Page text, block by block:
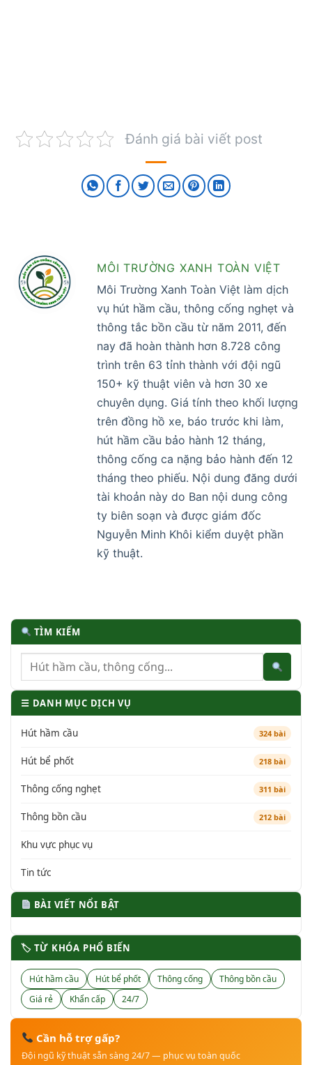
Đánh giá bài viết post
MÔI TRƯỜNG XANH TOÀN VIỆT
Môi Trường Xanh Toàn Việt làm dịch
vụ hút hầm cầu, thông cống nghẹt và
thông tắc bồn cầu từ năm 2011, đến
nay đã hoàn thành hơn 8.728 công
trình trên 63 tỉnh thành với đội ngũ
150+ kỹ thuật viên và hơn 30 xe
chuyên dụng. Giá tính theo khối lượng
trên đồng hồ xe, báo trước khi làm,
hút hầm cầu bảo hành 12 tháng,
thông cống ca nặng bảo hành đến 12
tháng theo phiếu. Nội dung đăng dưới
tài khoản này do Ban nội dung công
ty biên soạn và được giám đốc
Nguyễn Minh Khôi kiểm duyệt phần
kỹ thuật.
TÌM KIẾM
☰ DANH MỤC DỊCH VỤ
Hút hầm cầu 324 bài
Hút bể phốt 218 bài
Thông cống nghẹt 311 bài
Thông bồn cầu 212 bài
Khu vực phục vụ
Tin tức
BÀI VIẾT NỔI BẬT
🏷 TỪ KHÓA PHỔ BIẾN
Hút hầm cầu Hút bể phốt Thông cống
Thông bồn cầu
Giá rẻ
Khẩn cấp 24/7
Cần hỗ trợ gấp?
Đội ngũ kỹ thuật sẵn sàng 24/7 — phục vụ toàn quốc